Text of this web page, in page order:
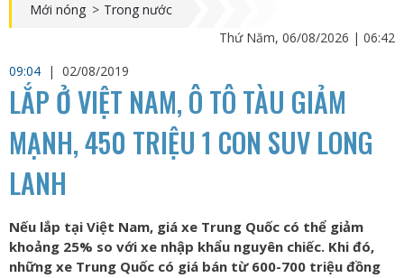
Mới nóng > Trong nước
Thứ Năm, 06/08/2026 | 06:42
09:04 | 02/08/2019
LẮP Ở VIỆT NAM, Ô TÔ TÀU GIẢM
MẠNH, 450 TRIỆU 1 CON SUV LONG
LANH
Nếu lắp tại Việt Nam, giá xe Trung Quốc có thể giảm
khoảng 25% so với xe nhập khẩu nguyên chiếc. Khi đó,
những xe Trung Quốc có giá bán từ 600-700 triệu đồng